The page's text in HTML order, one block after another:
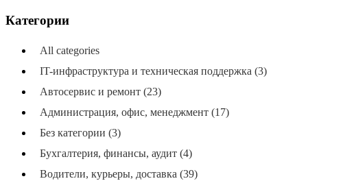
Категории
All categories
IT-инфраструктура и техническая поддержка (3)
Автосервис и ремонт (23)
Администрация, офис, менеджмент (17)
Без категории (3)
Бухгалтерия, финансы, аудит (4)
Водители, курьеры, доставка (39)